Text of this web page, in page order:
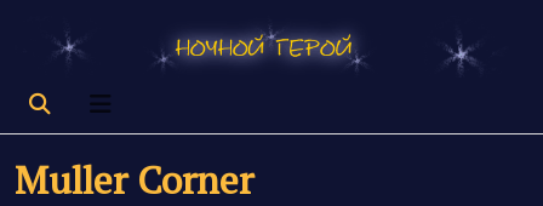
Muller Corner